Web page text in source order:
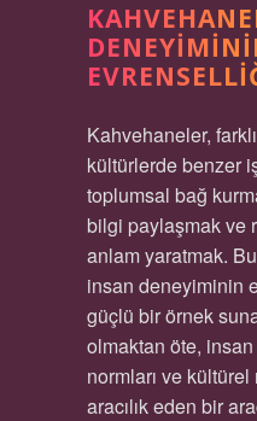
Kahvehaneler,
kültürlerde benzer
toplumsal bağ
bilgi paylaşmak ve
anlam yaratmak.
insan deneyiminin
güçlü bir örnek
olmaktan öte, insan
normları ve
aracılık eden bir